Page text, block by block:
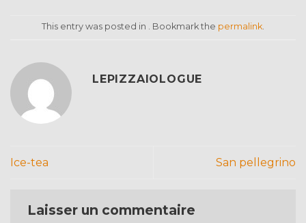
This entry was posted in . Bookmark the permalink.
LEPIZZAIOLOGUE
Ice-tea San pellegrino
Laisser un commentaire